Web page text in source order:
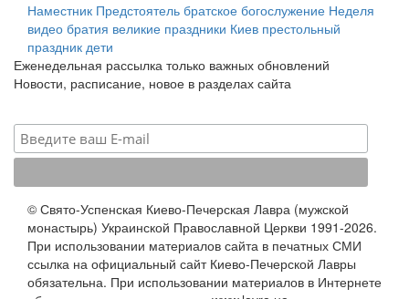
Наместник Предстоятель братское богослужение Неделя
видео братия великие праздники Киев престольный
праздник дети
Еженедельная рассылка только важных обновлений
Новости, расписание, новое в разделах сайта
© Свято-Успенская Киево-Печерская Лавра (мужской
монастырь) Украинской Православной Церкви 1991-2026.
При использовании материалов сайта в печатных СМИ
ссылка на официальный сайт Киево-Печерской Лавры
обязательна. При использовании материалов в Интернете